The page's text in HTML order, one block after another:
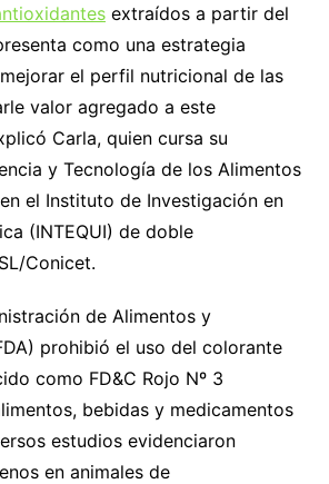
extraídos a partir del
como una estrategia
el perfil nutricional de las
valor agregado a este
Carla, quien cursa su
y Tecnología de los Alimentos
el Instituto de Investigación en
(INTEQUI) de doble
Conicet.
de Alimentos y
prohibió el uso del colorante
como FD&C Rojo Nº 3
bebidas y medicamentos
estudios evidenciaron
en animales de